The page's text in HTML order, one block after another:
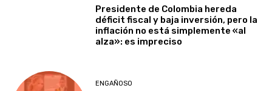
Presidente de Colombia hereda
déficit fiscal y baja inversión, pero la
inflación no está simplemente «al
alza»: es impreciso
ENGAÑOSO